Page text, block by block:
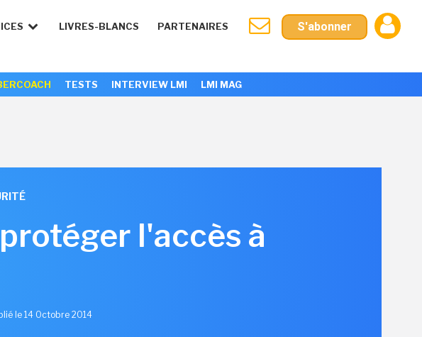
LIVRES-BLANCS PARTENAIRES S'abonner
TESTS INTERVIEW LMI LMI MAG
l'accès à
le 14 Octobre 2014